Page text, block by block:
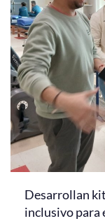
Desarrollan
inclusivo para